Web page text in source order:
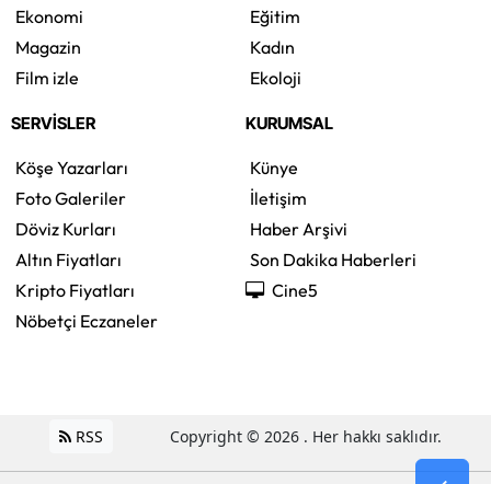
Ekonomi
Magazin
Film izle
Eğitim
Kadın
Ekoloji
SERVİSLER
Köşe Yazarları
Foto Galeriler
Döviz Kurları
Altın Fiyatları
Kripto Fiyatları
Nöbetçi Eczaneler
KURUMSAL
Künye
İletişim
Haber Arşivi
Son Dakika Haberleri
Cine5
RSS Copyright © 2026 . Her hakkı saklıdır.